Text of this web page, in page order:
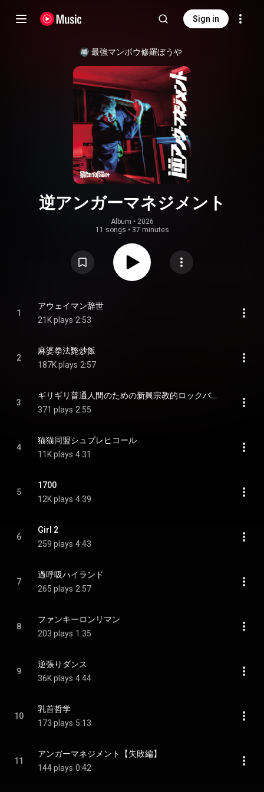
Sign in
最強マンボウ修羅ぼうや
逆アンガーマネジメント
Album • 2026
11 songs • 37 minutes
1
アウェイマン辞世
21K plays 2:53
2
麻婆拳法斃炒飯
187K plays 2:57
3
ギリギリ普通人間のための新興宗教的ロックバンド入門
371 plays 2:55
4
猫猫同盟シュプレヒコール
11K plays 4:31
5
1700
12K plays 4:39
6
Girl 2
259 plays 4:43
7
過呼吸ハイランド
265 plays 2:57
8
ファンキーロンリマン
203 plays 1:35
9
逆張りダンス
36K plays 4:44
10
乳首哲学
173 plays 5:13
11
アンガーマネジメント【失敗編】
144 plays 0:42